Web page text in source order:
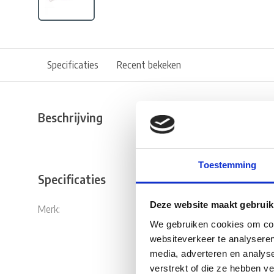
Toestemming
Deze website maakt
We gebruiken cookies om
websiteverkeer te
media, adverteren en
verstrekt of die ze hebben
Specificaties Recent bekeken
Beschrijving
Specificaties
Merk: Fjord